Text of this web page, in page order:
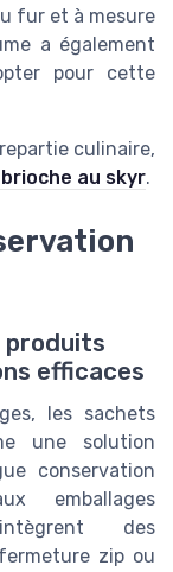
fur et à mesure
a également
pour cette
culinaire,
au skyr.
produits
efficaces
les sachets
une solution
conservation
emballages
des
zip ou